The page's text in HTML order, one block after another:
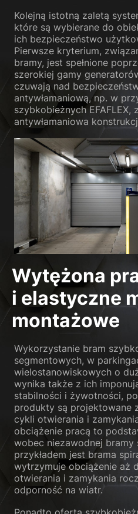
Kolejną istotną zaletą
które są wybierane do
ich bezpieczeństwo
Pierwsze kryterium,
bramy, jest spełnione
szerokiej gamy
czuwają nad
antywłamaniową, np. w
szybkobieżnych EFAFLEX,
antywłamaniowa
Wytężona
i elastyczne
montażowe
Wykorzystanie bram
segmentowych, w
wielostanowiskowych o
wynika także z ich
stabilności i żywotności,
produkty są projektowane
cykli otwierania i
obciążenie pracą to
wobec niezawodnej
przykładem jest brama
wytrzymuje obciążenie aż
otwierania i zamykania
odporność na wiatr.